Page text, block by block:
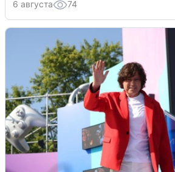
6 августа 74